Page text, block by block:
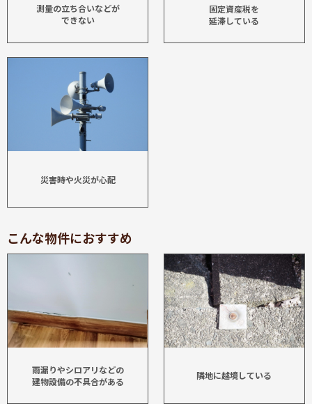
測量の立ち合いなどが
できない
固定資産税を
延滞している
災害時や火災が心配
こんな物件におすすめ
雨漏りやシロアリなどの
建物設備の不具合がある
隣地に越境している